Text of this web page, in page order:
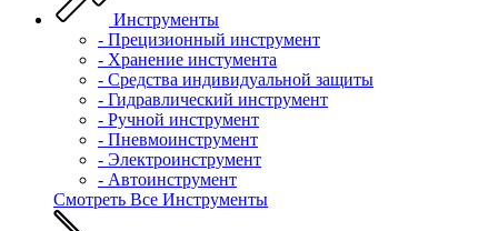
Инструменты
- Прецизионный инструмент
- Хранение инстумента
- Средства индивидуальной защиты
- Гидравлический инструмент
- Ручной инструмент
- Пневмоинструмент
- Электроинструмент
- Автоинструмент
Смотреть Все Инструменты